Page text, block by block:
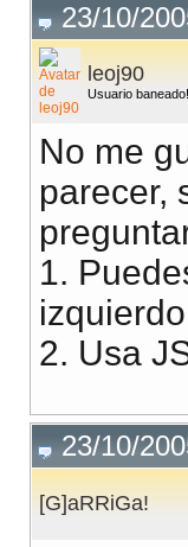
23/10/
leoj90
Usuario baneado!
No me
parecer,
1.
2. Usa
23/10/
[G]aRRiGa!